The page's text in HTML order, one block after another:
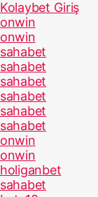
Kolaybet Giriş
onwin
onwin
sahabet
sahabet
sahabet
sahabet
sahabet
sahabet
onwin
onwin
holiganbet
sahabet